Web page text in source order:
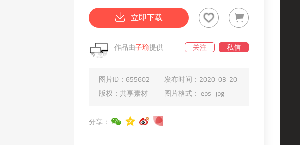
立即下载
作品由子瑜提供 关注 私信
图片ID： 655602 发布时间： 2020-03-20
版权： 共享素材 图片格式： eps jpg
分享：